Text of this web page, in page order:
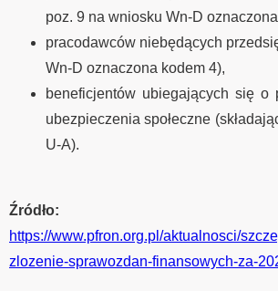
poz. 9 na wniosku Wn-D
pracodawców niebędących
Wn-D oznaczona kodem 4),
beneficjentów ubiegających się o
ubezpieczenia społeczne
U-A).
Źródło:
https://www.pfron.org.pl/aktualnosci/
zlozenie-sprawozdan-finansowych-za-